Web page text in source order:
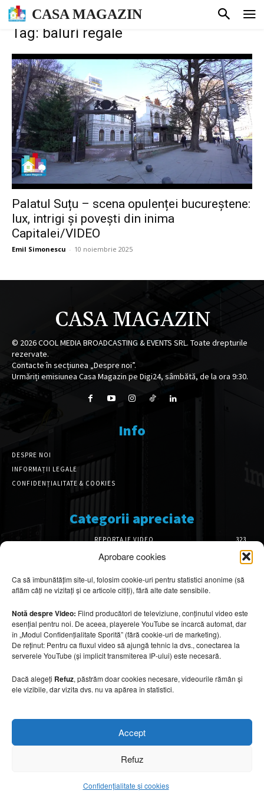
Aprobare cookies
Ca să îmbunătățim site-ul, folosim cookie-uri pentru statistici anonime (să
aflăm câți ne vizitați și ce articole citiți), fără alte date sensibile.
Notă despre Video: Fiind producători de televiziune, conținutul video este
esențial pentru noi. De aceea, playerele YouTube se încarcă automat, dar
în „Modul Confidențialitate Sporită” (fără cookie-uri de marketing).
De reținut: Pentru ca fluxul video să ajungă tehnic la dvs., conectarea la
serverele YouTube (și implicit transmiterea IP-ului) este necesară.
Dacă alegeți Refuz, păstrăm doar cookies necesare, videourile rămân și
ele vizibile, dar vizita dvs. nu va apărea în statistici.
Accept
Refuz
Confidențialitate și cookies
CASA MAGAZIN
Tag: baluri regale
Palatul Suțu – scena opulenței bucureștene:
lux, intrigi și povești din inima
Capitalei/VIDEO
Emil Simonescu - 10 noiembrie 2025
CASA MAGAZIN
© 2026COOL MEDIA BROADCASTING & EVENTS SRL. Toate drepturile
rezervate.
Contacte în secțiunea „Despre noi”.
Urmăriți emisiunea Casa Magazin pe Digi24, sâmbătă, de la ora 9:30.
Info
DESPRE NOI
INFORMAȚII LEGALE
CONFIDENȚIALITATE & COOKIES
Categorii apreciate
REPORTAJE VIDEO
323
AMENAJĂRI INTERIOARE
126
DESIGN INTERIOR
64
ARHITECTURĂ & DESIGN
OPINII & ANALIZE
43
Articole recomandate
Cele mai impresionante cabane moderne
7 august 2026
Ouse Valley Viaduct, construcția care
7 august 2026